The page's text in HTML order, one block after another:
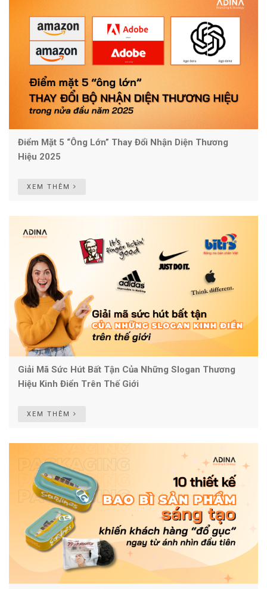
Điểm Mặt 5 “ông Lớn” Thay Đổi Nhận Diện Thương
Hiệu 2025
XEM THÊM
Giải Mã Sức Hút Bất Tận Của Những Slogan Thương
Hiệu Kinh Điển Trên Thế Giới
XEM THÊM